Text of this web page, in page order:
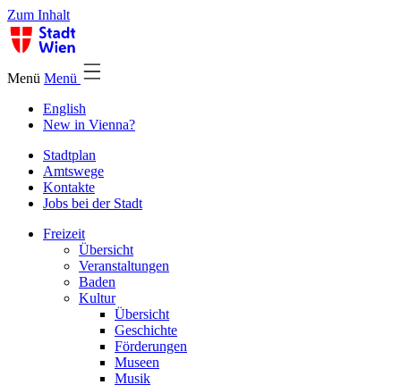
Zum Inhalt
Menü Menü
English
New in Vienna?
Stadtplan
Amtswege
Kontakte
Jobs bei der Stadt
Freizeit
Übersicht
Veranstaltungen
Baden
Kultur
Übersicht
Geschichte
Förderungen
Museen
Musik